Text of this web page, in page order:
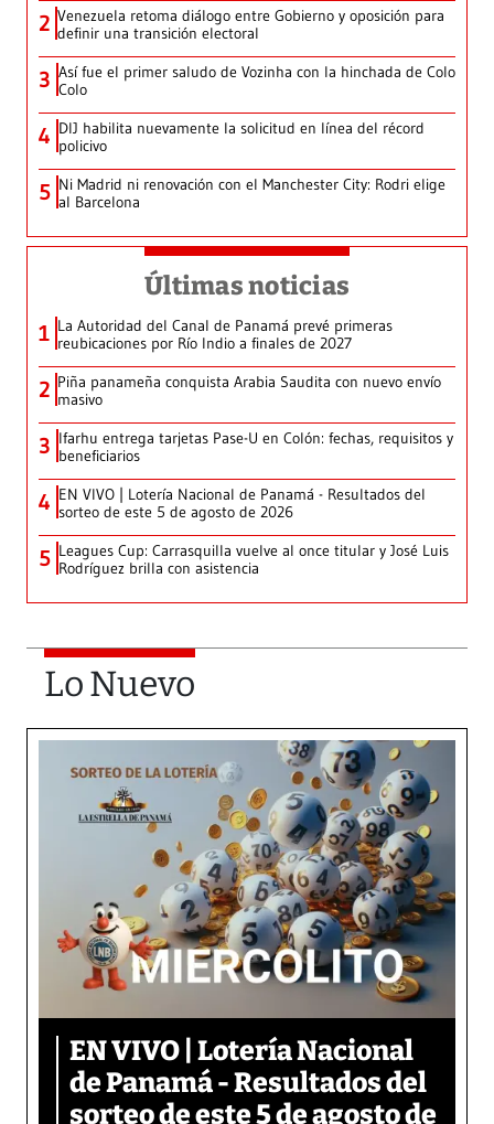
2 Venezuela retoma diálogo entre Gobierno y oposición para
definir una transición electoral
3 Así fue el primer saludo de Vozinha con la hinchada de Colo
Colo
4 DIJ habilita nuevamente la solicitud en línea del récord
policivo
5 Ni Madrid ni renovación con el Manchester City: Rodri elige
al Barcelona
Últimas noticias
1 La Autoridad del Canal de Panamá prevé primeras
reubicaciones por Río Indio a finales de 2027
2 Piña panameña conquista Arabia Saudita con nuevo envío
masivo
3 Ifarhu entrega tarjetas Pase-U en Colón: fechas, requisitos y
beneficiarios
4 EN VIVO | Lotería Nacional de Panamá - Resultados del
sorteo de este 5 de agosto de 2026
5 Leagues Cup: Carrasquilla vuelve al once titular y José Luis
Rodríguez brilla con asistencia
Lo Nuevo
EN VIVO | Lotería Nacional
de Panamá - Resultados del
sorteo de este 5 de agosto de